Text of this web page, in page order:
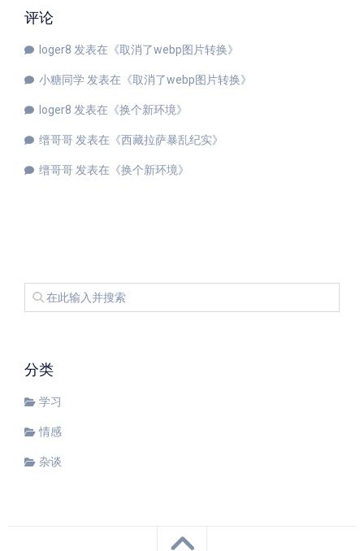
评论
loger8 发表在《取消了webp图片转换》
小糖同学发表在《取消了webp图片转换》
loger8 发表在《换个新环境》
缙哥哥发表在《西藏拉萨暴乱纪实》
缙哥哥发表在《换个新环境》
分类
学习
情感
杂谈